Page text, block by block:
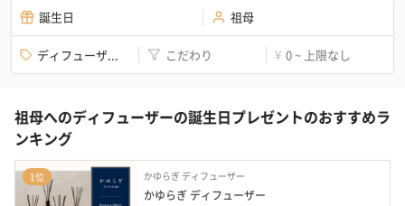
誕生日 祖母
ディフューザ... こだわり ¥ 0 ~ 上限なし
祖母へのディフューザーの誕生日プレゼントのおすすめラ
ンキング
1位 かゆらぎ ディフューザー
かゆらぎ ディフューザー